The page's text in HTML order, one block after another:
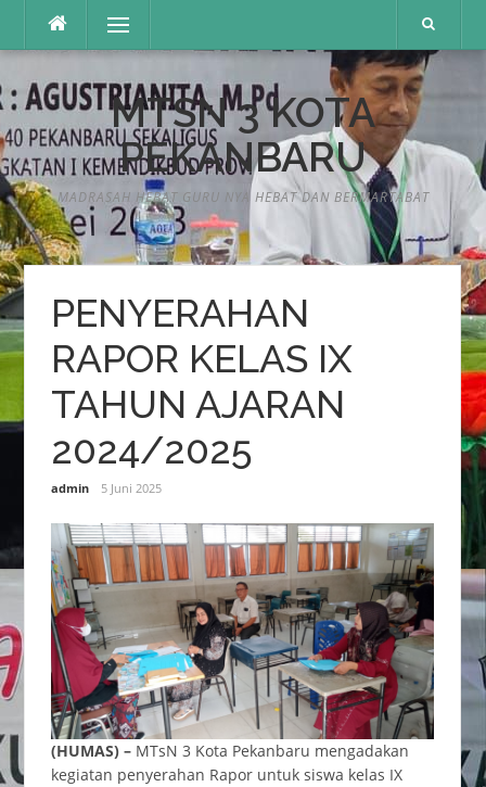
konten
Menu
MTSN 3 KOTA
PEKANBARU
MADRASAH HEBAT GURU NYA HEBAT DAN BERMARTABAT
PENYERAHAN
RAPOR KELAS IX
TAHUN AJARAN
2024/2025
admin 5 Juni 2025
(HUMAS) –MTsN 3 Kota Pekanbaru mengadakan
kegiatan penyerahan Rapor untuk siswa kelas IX